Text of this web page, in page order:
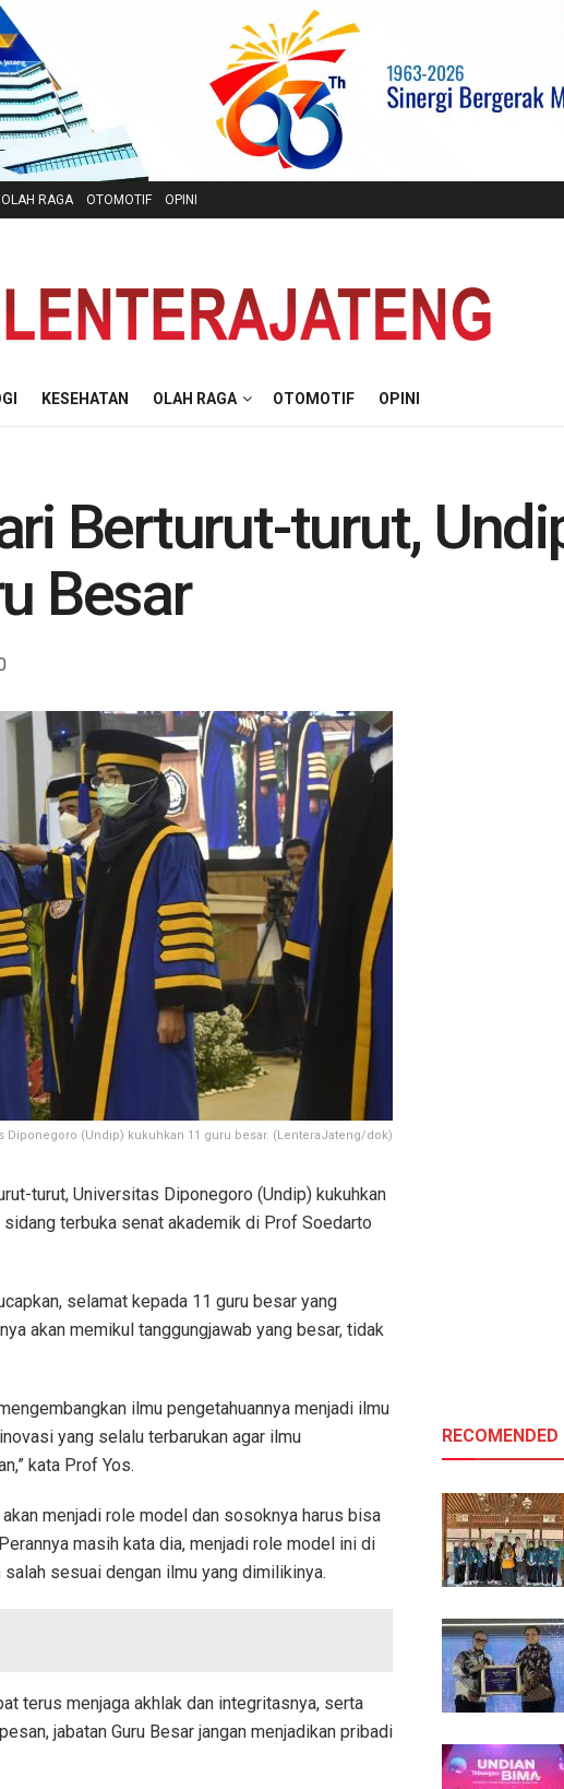
OLAH RAGA OTOMOTIF OPINI
KESEHATAN OLAH RAGA OTOMOTIF OPINI
Berturut-turut,
Besar
Diponegoro (Undip) kukuhkan 11 guru besar. (LenteraJateng/dok)
turut, Universitas Diponegoro (Undip) kukuhkan
terbuka senat akademik di Prof Soedarto
selamat kepada 11 guru besar yang
akan memikul tanggungjawab yang besar, tidak
ilmu pengetahuannya menjadi ilmu
yang selalu terbarukan agar ilmu
kata Prof Yos.
menjadi role model dan sosoknya harus bisa
masih kata dia, menjadi role model ini di
sesuai dengan ilmu yang dimilikinya.
terus menjaga akhlak dan integritasnya, serta
jabatan Guru Besar jangan menjadikan pribadi
RECOMENDED